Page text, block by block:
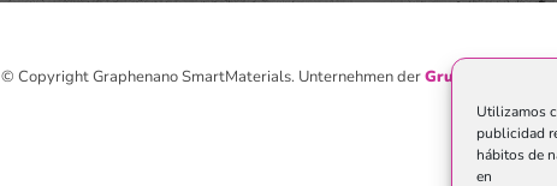
Utilizamos
publicidad
hábitos de
en
© Copyright Graphenano SmartMaterials. Unternehmen derGrupo